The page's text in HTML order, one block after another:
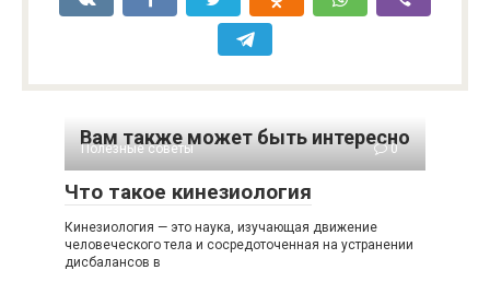
Вам также может быть интересно
Полезные советы 0
Что такое кинезиология
Кинезиология — это наука, изучающая движение
человеческого тела и сосредоточенная на устранении
дисбалансов в